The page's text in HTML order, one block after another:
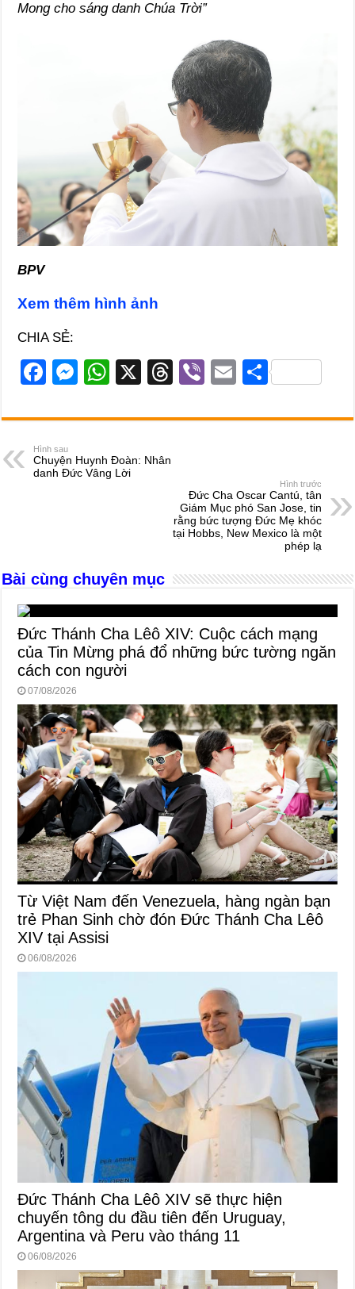
Mong cho sáng danh Chúa Trời”
BPV
Xem thêm hình ảnh
CHIA SẺ:
F
c
e
b
M
ss
n
W
at
A
X
T
e
s
Vi
er
E
ail
S
ar
Hình sau
Chuyện Huynh Đoàn: Nhân
danh Đức Vâng Lời
Hình trước
Đức Cha Oscar Cantú, tân
Giám Mục phó San Jose, tin
rằng bức tượng Đức Mẹ khóc
tại Hobbs, New Mexico là một
phép lạ
Bài cùng chuyên mục
Đức Thánh Cha Lêô XIV: Cuộc cách mạng
của Tin Mừng phá đổ những bức tường ngăn
cách con người
07/08/2026
Từ Việt Nam đến Venezuela, hàng ngàn bạn
trẻ Phan Sinh chờ đón Đức Thánh Cha Lêô
XIV tại Assisi
06/08/2026
Đức Thánh Cha Lêô XIV sẽ thực hiện
chuyến tông du đầu tiên đến Uruguay,
Argentina và Peru vào tháng 11
06/08/2026